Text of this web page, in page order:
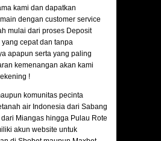
kami dan dapatkan
dengan customer service
mulai dari proses Deposit
cepat dan tanpa
apapun serta yang paling
kemenangan akan kami
!
komunitas pecinta
air Indonesia dari Sabang
Miangas hingga Pulau Rote
akun website untuk